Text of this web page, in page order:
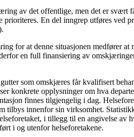
av det offentlige, men det er svært
En del inngrep utføres ved
for at denne situasjonen medfører at
en full finansiering av
som omskjæres får kvalifisert
konkrete opplysninger om hva
finnes tilgjengelig i dag.
tilbys innenfor sin virksomhet.
i tillegg til en angivelse av
i og utenfor helseforetakene.